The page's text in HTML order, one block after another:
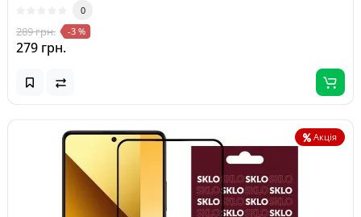
0
289 грн. -3 %
279 грн.
Акція